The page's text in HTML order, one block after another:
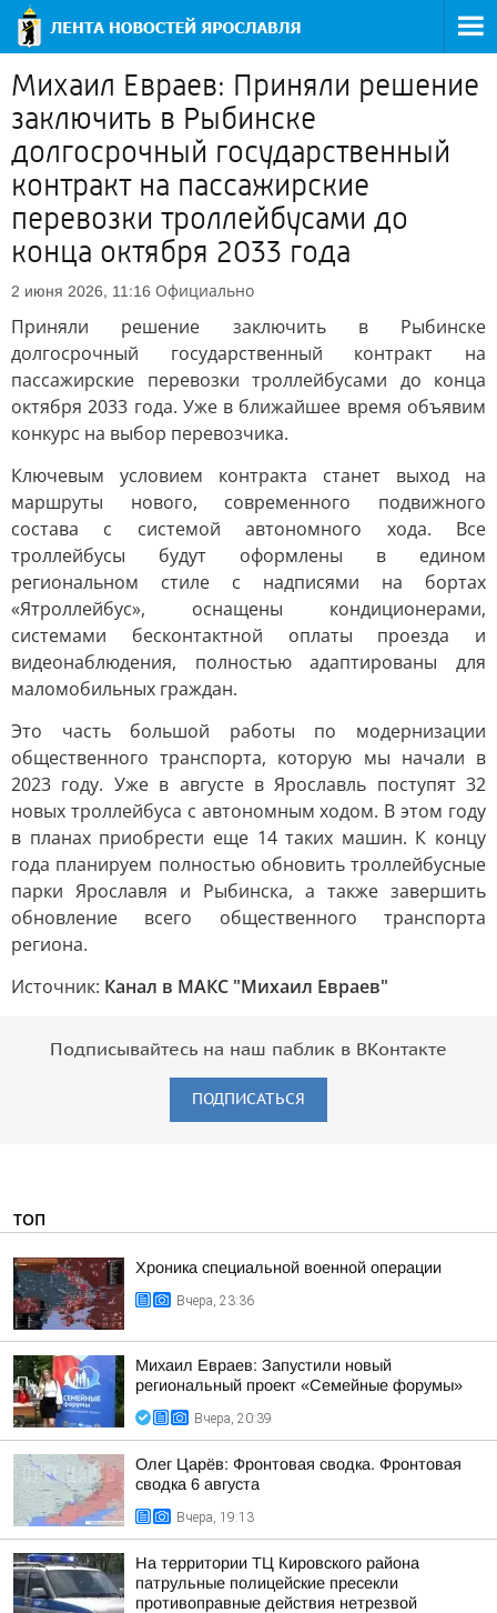
Михаил Евраев: Приняли решение
заключить в Рыбинске
долгосрочный государственный
контракт на пассажирские
перевозки троллейбусами до
конца октября 2033 года
2 июня 2026, 11:16 Официально
Приняли решение заключить в Рыбинске
долгосрочный государственный контракт на
пассажирские перевозки троллейбусами до конца
октября 2033 года. Уже в ближайшее время объявим
конкурс на выбор перевозчика.
Ключевым условием контракта станет выход на
маршруты нового, современного подвижного
состава с системой автономного хода. Все
троллейбусы будут оформлены в едином
региональном стиле с надписями на бортах
«Ятроллейбус», оснащены кондиционерами,
системами бесконтактной оплаты проезда и
видеонаблюдения, полностью адаптированы для
маломобильных граждан.
Это часть большой работы по модернизации
общественного транспорта, которую мы начали в
2023 году. Уже в августе в Ярославль поступят 32
новых троллейбуса с автономным ходом. В этом году
в планах приобрести еще 14 таких машин. К концу
года планируем полностью обновить троллейбусные
парки Ярославля и Рыбинска, а также завершить
обновление всего общественного транспорта
региона.
Источник: Канал в МАКС "Михаил Евраев"
Подписывайтесь на наш паблик в ВКонтакте
ПОДПИСАТЬСЯ
ТОП
Хроника специальной военной операции
Вчера, 23:36
Михаил Евраев: Запустили новый
региональный проект «Семейные форумы»
Вчера, 20:39
Олег Царёв: Фронтовая сводка. Фронтовая
сводка 6 августа
Вчера, 19:13
На территории ТЦ Кировского района
патрульные полицейские пресекли
противоправные действия нетрезвой